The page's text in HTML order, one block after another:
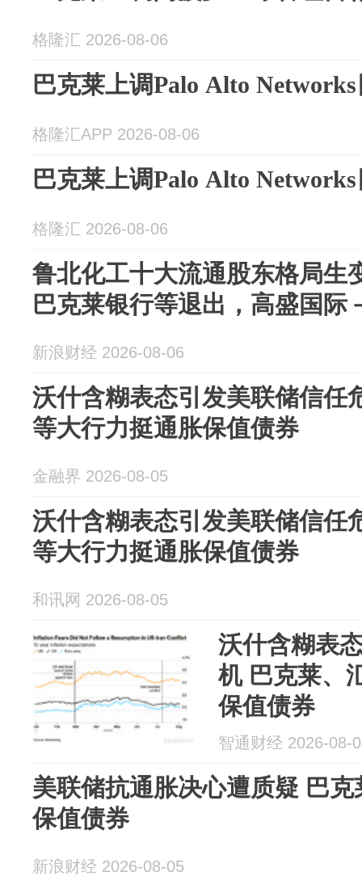
格隆汇 2026-08-06
巴克莱上调Palo Alto
格隆汇APP 2026-08-06
巴克莱上调Palo Alto
格隆汇 2026-08-06
鲁北化工十大流通股东格局生
巴克莱银行等退出，高盛国际
新浪财经 2026-08-06
沃什含糊表态引发美联储信任
等大行力挺通胀保值债券
金融界 2026-08-05
沃什含糊表态引发美联储信任
等大行力挺通胀保值债券
和讯网 2026-08-05
沃什含糊表
机 巴克莱、
保值债券
智通财经 2026-08-
美联储抗通胀决心遭质疑 巴
保值债券
新浪财经 2026-08-05